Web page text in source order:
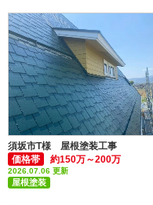
須坂市T様 屋根塗装工事
価格帯
約150万～200万
2026.07.06 更新
屋根塗装